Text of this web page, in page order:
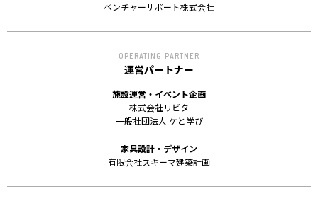
ベンチャーサポート株式会社
OPERATING PARTNER
運営パートナー
施設運営・イベント企画
株式会社リビタ
一般社団法人 ケと学び
家具設計・デザイン
有限会社スキーマ建築計画